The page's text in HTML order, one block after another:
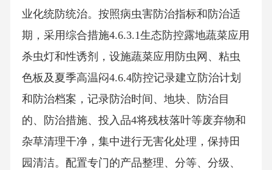
业化统防统治。按照病虫害防治指标和防治适
期，采用综合措施4.6.3.1生态防控露地蔬菜应用
杀虫灯和性诱剂，设施蔬菜应用防虫网、粘虫
色板及夏季高温闷4.6.4防控记录建立防治计划
和防治档案，记录防治时间、地块、防治目
的、防治措施、投入品4将残枝落叶等废弃物和
杂草清理干净，集中进行无害化处理，保持田
园清洁。配置专门的产品整理、分等、分级、